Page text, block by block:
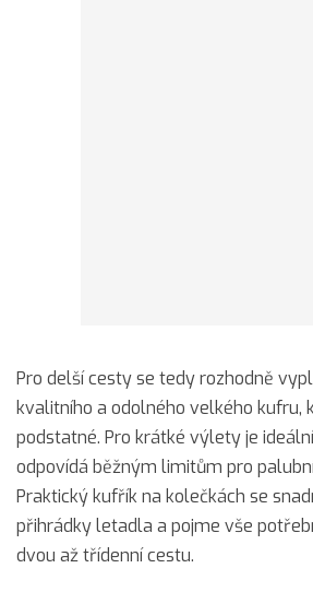
Pro delší cesty se tedy rozhodně
kvalitního a odolného velkého kufru,
podstatné. Pro krátké výlety je
odpovídá běžným limitům pro
Praktický kufřík na kolečkách se
přihrádky letadla a pojme vše
dvou až třídenní cestu.